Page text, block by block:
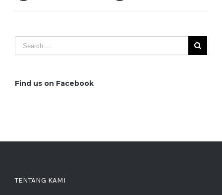
Find us on Facebook
TENTANG KAMI